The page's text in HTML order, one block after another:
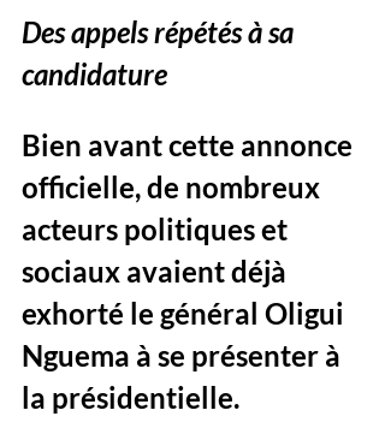
Des appels répétés à sa
candidature
Bien avant cette annonce
officielle, de nombreux
acteurs politiques et
sociaux avaient déjà
exhorté le général Oligui
Nguema à se présenter à
la présidentielle.